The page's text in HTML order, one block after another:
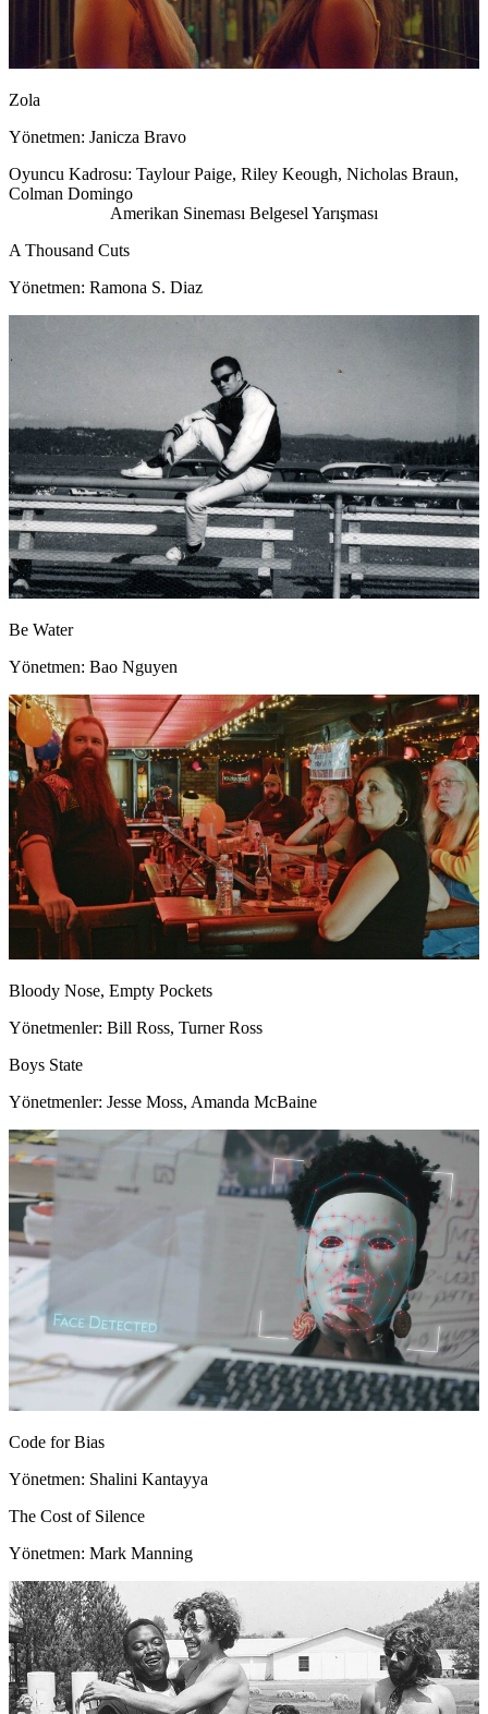
Zola
Yönetmen: Janicza Bravo
Oyuncu Kadrosu: Taylour Paige, Riley Keough, Nicholas Braun,
Colman Domingo
Amerikan Sineması Belgesel Yarışması
A Thousand Cuts
Yönetmen: Ramona S. Diaz
Be Water
Yönetmen: Bao Nguyen
Bloody Nose, Empty Pockets
Yönetmenler: Bill Ross, Turner Ross
Boys State
Yönetmenler: Jesse Moss, Amanda McBaine
Code for Bias
Yönetmen: Shalini Kantayya
The Cost of Silence
Yönetmen: Mark Manning